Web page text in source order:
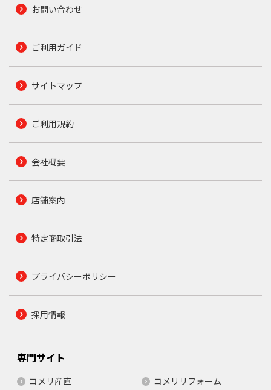
お問い合わせ
ご利用ガイド
サイトマップ
ご利用規約
会社概要
店舗案内
特定商取引法
プライバシーポリシー
採用情報
専門サイト
コメリ産直 コメリリフォーム